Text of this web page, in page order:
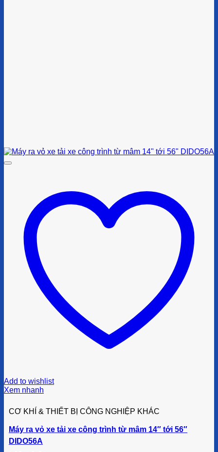
Add to wishlist
Xem nhanh
CƠ KHÍ & THIẾT BỊ CÔNG NGHIỆP KHÁC
Máy ra vỏ xe tải xe công trình từ mâm 14″ tới 56″
DIDO56A